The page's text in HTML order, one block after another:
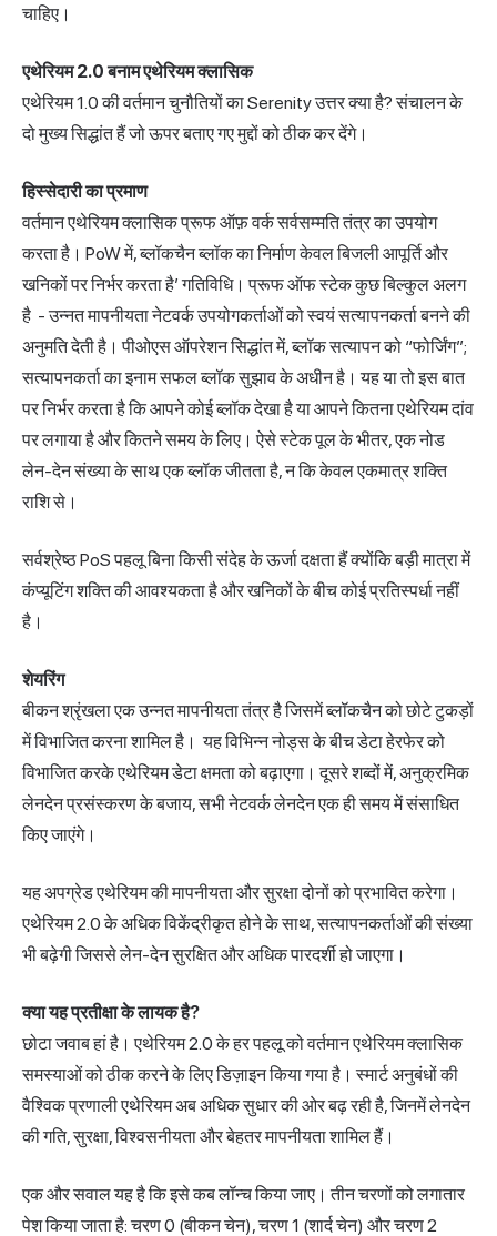
चाहिए।
एथेरियम 2.0 बनाम एथेरियम क्लासिक
एथेरियम 1.0 की वर्तमान चुनौतियों का Serenity उत्तर क्या है? संचालन के
दो मुख्य सिद्धांत हैं जो ऊपर बताए गए मुद्दों को ठीक कर देंगे।
हिस्सेदारी का प्रमाण
वर्तमान एथेरियम क्लासिक प्रूफ ऑफ़ वर्क सर्वसम्मति तंत्र का उपयोग
करता है। PoW में, ब्लॉकचैन ब्लॉक का निर्माण केवल बिजली आपूर्ति और
खनिकों पर निर्भर करता है’ गतिविधि। प्रूफ ऑफ स्टेक कुछ बिल्कुल अलग
है - उन्नत मापनीयता नेटवर्क उपयोगकर्ताओं को स्वयं सत्यापनकर्ता बनने की
अनुमति देती है। पीओएस ऑपरेशन सिद्धांत में, ब्लॉक सत्यापन को “फोर्जिंग”;
सत्यापनकर्ता का इनाम सफल ब्लॉक सुझाव के अधीन है। यह या तो इस बात
पर निर्भर करता है कि आपने कोई ब्लॉक देखा है या आपने कितना एथेरियम दांव
पर लगाया है और कितने समय के लिए। ऐसे स्टेक पूल के भीतर, एक नोड
लेन-देन संख्या के साथ एक ब्लॉक जीतता है, न कि केवल एकमात्र शक्ति
राशि से।
सर्वश्रेष्ठ PoS पहलू बिना किसी संदेह के ऊर्जा दक्षता हैं क्योंकि बड़ी मात्रा में
कंप्यूटिंग शक्ति की आवश्यकता है और खनिकों के बीच कोई प्रतिस्पर्धा नहीं
है।
शेयरिंग
बीकन श्रृंखला एक उन्नत मापनीयता तंत्र है जिसमें ब्लॉकचैन को छोटे टुकड़ों
में विभाजित करना शामिल है। यह विभिन्न नोड्स के बीच डेटा हेरफेर को
विभाजित करके एथेरियम डेटा क्षमता को बढ़ाएगा। दूसरे शब्दों में, अनुक्रमिक
लेनदेन प्रसंस्करण के बजाय, सभी नेटवर्क लेनदेन एक ही समय में संसाधित
किए जाएंगे।
यह अपग्रेड एथेरियम की मापनीयता और सुरक्षा दोनों को प्रभावित करेगा।
एथेरियम 2.0 के अधिक विकेंद्रीकृत होने के साथ, सत्यापनकर्ताओं की संख्या
भी बढ़ेगी जिससे लेन-देन सुरक्षित और अधिक पारदर्शी हो जाएगा।
क्या यह प्रतीक्षा के लायक है?
छोटा जवाब हां है। एथेरियम 2.0 के हर पहलू को वर्तमान एथेरियम क्लासिक
समस्याओं को ठीक करने के लिए डिज़ाइन किया गया है। स्मार्ट अनुबंधों की
वैश्विक प्रणाली एथेरियम अब अधिक सुधार की ओर बढ़ रही है, जिनमें लेनदेन
की गति, सुरक्षा, विश्वसनीयता और बेहतर मापनीयता शामिल हैं।
एक और सवाल यह है कि इसे कब लॉन्च किया जाए। तीन चरणों को लगातार
पेश किया जाता है: चरण 0 (बीकन चेन), चरण 1 (शार्द चेन) और चरण 2